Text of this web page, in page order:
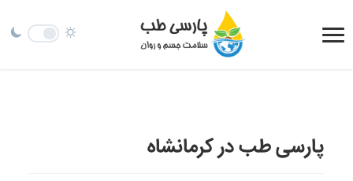
پارسی طب در کرمانشاه